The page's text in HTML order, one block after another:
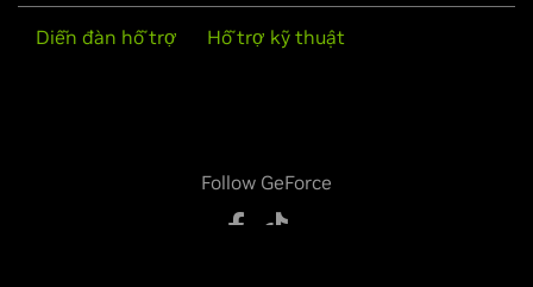
Diễn đàn hỗ trợ Hỗ trợ kỹ thuật
Follow GeForce